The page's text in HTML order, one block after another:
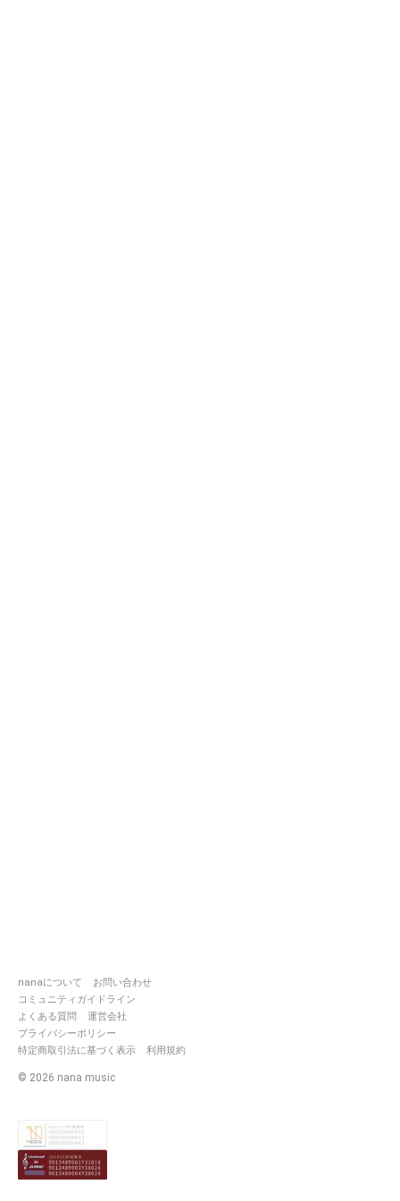
nanaについて
お問い合わせ
コミュニティガイドライン
よくある質問
運営会社
プライバシーポリシー
特定商取引法に基づく表示
利用規約
© 2026 nana music